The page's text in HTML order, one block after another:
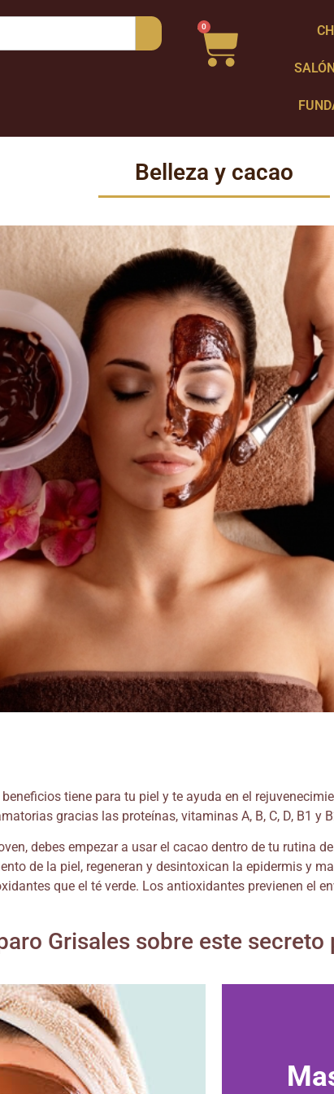
0
Belleza y cacao
tiene para tu piel y te ayuda en el
gracias las proteínas, vitaminas A, B, C, D, B1 y
debes empezar a usar el cacao dentro de tu rutina
de la piel, regeneran y desintoxican la epidermis y
que el té verde. Los antioxidantes previenen el
Grisales sobre este